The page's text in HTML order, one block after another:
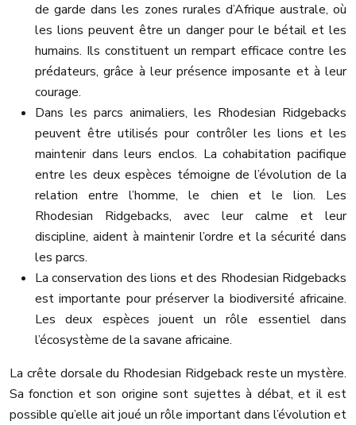
de garde dans les zones rurales d’Afrique australe, où
les lions peuvent être un danger pour le bétail et les
humains. Ils constituent un rempart efficace contre les
prédateurs, grâce à leur présence imposante et à leur
courage.
Dans les parcs animaliers, les Rhodesian Ridgebacks
peuvent être utilisés pour contrôler les lions et les
maintenir dans leurs enclos. La cohabitation pacifique
entre les deux espèces témoigne de l’évolution de la
relation entre l’homme, le chien et le lion. Les
Rhodesian Ridgebacks, avec leur calme et leur
discipline, aident à maintenir l’ordre et la sécurité dans
les parcs.
La conservation des lions et des Rhodesian Ridgebacks
est importante pour préserver la biodiversité africaine.
Les deux espèces jouent un rôle essentiel dans
l’écosystème de la savane africaine.
La crête dorsale du Rhodesian Ridgeback reste un mystère.
Sa fonction et son origine sont sujettes à débat, et il est
possible qu’elle ait joué un rôle important dans l’évolution et